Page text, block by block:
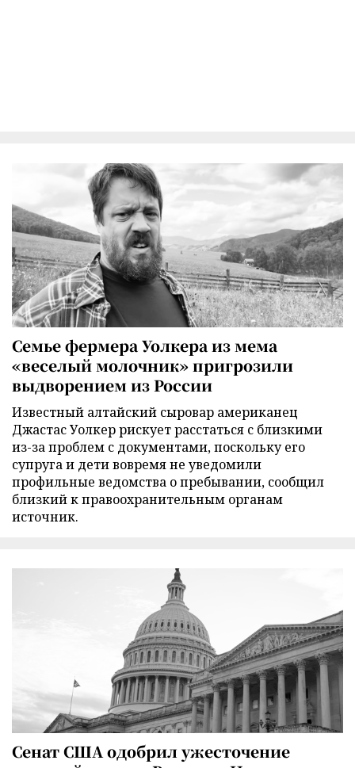
Семье фермера Уолкера из мема
«веселый молочник» пригрозили
выдворением из России
Известный алтайский сыровар американец
Джастас Уолкер рискует расстаться с близкими
из-за проблем с документами, поскольку его
супруга и дети вовремя не уведомили
профильные ведомства о пребывании, сообщил
близкий к правоохранительным органам
источник.
Сенат США одобрил ужесточение